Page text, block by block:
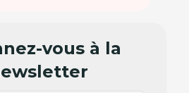
vous à la